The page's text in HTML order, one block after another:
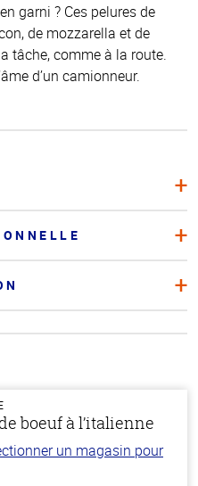
garni ? Ces pelures de
de mozzarella et de
tâche, comme à la route.
d’un camionneur.
boeuf à l’italienne
un magasin pour